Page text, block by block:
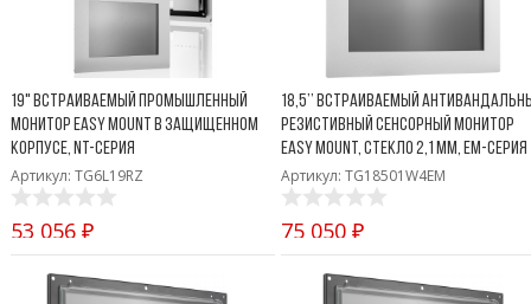
диагональю до 55
Промышленные
мониторы для
жестового
управления
Промышленные
мониторы для
монтажа на стену
19" Встраиваемый промышленный
монитор Easy Mount в защищенном
корпусе, NT-серия
Артикул: TG6L19RZ
53 056 ₽
18,5’’ Встраиваемый
резистивный сенсорный монитор
Easy Mount, стекло 2,1 мм, EM-серия
Артикул: TG18501W4EM
75 050 ₽